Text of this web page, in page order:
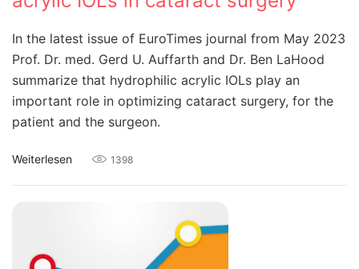
In the latest issue of EuroTimes journal from May 2023
Prof. Dr. med. Gerd U. Auffarth and Dr. Ben LaHood
summarize that hydrophilic acrylic IOLs play an
important role in optimizing cataract surgery, for the
patient and the surgeon.
Weiterlesen 1398